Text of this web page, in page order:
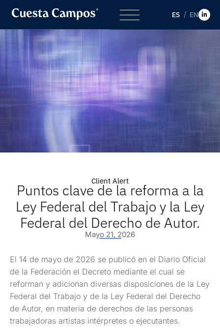
ES EN
Client Alert
Puntos clave de la reforma a la
Ley Federal del Trabajo y la Ley
Federal del Derecho de Autor.
Mayo 21, 2026
El 14 de mayo de 2026 se publicó en el Diario Oficial
de la Federación el Decreto mediante el cual se
reforman y adicionan diversas disposiciones de la Ley
Federal del Trabajo y de la Ley Federal del Derecho
de Autor, en materia de derechos de las personas
trabajadoras artistas intérpretes o ejecutantes.